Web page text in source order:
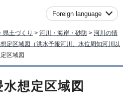
Foreign language
県土づくり > 河川・海岸・砂防 > 河川の情
定区域図（洪水予報河川、水位周知河川以
区域図
想定区域図